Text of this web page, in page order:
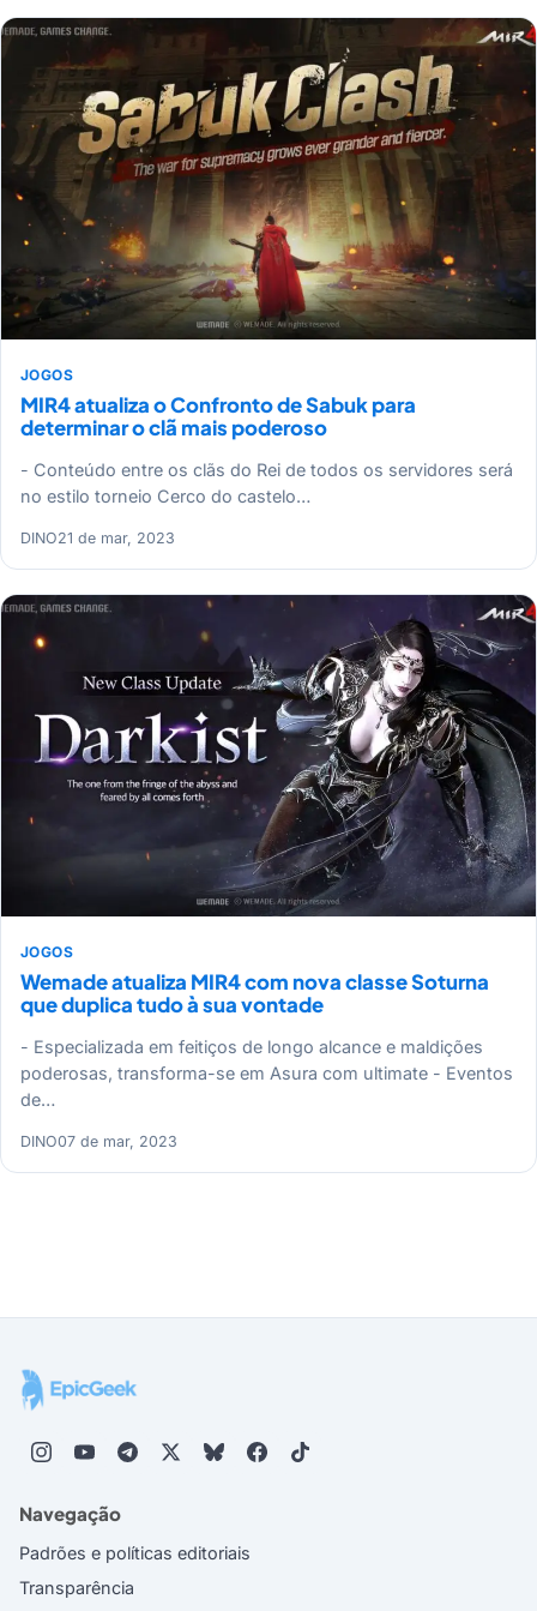
JOGOS
MIR4 atualiza o Confronto de Sabuk para
determinar o clã mais poderoso
- Conteúdo entre os clãs do Rei de todos os servidores será
no estilo torneio Cerco do castelo…
DINO21 de mar, 2023
JOGOS
Wemade atualiza MIR4 com nova classe Soturna
que duplica tudo à sua vontade
- Especializada em feitiços de longo alcance e maldições
poderosas, transforma-se em Asura com ultimate - Eventos
de…
DINO07 de mar, 2023
Navegação
Padrões e políticas editoriais
Transparência